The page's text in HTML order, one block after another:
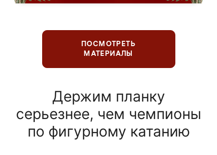
ПОСМОТРЕТЬ
МАТЕРИАЛЫ
Держим планку
серьезнее, чем чемпионы
по фигурному катанию